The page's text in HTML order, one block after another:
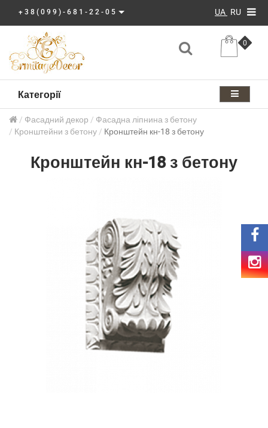
+38(099)-681-22-05 UA RU
0
Категорії
Фасадний декор
Фасадна ліпнина з бетону
Кронштейни з бетону
Кронштейн кн-18 з бетону
Кронштейн кн-18 з бетону